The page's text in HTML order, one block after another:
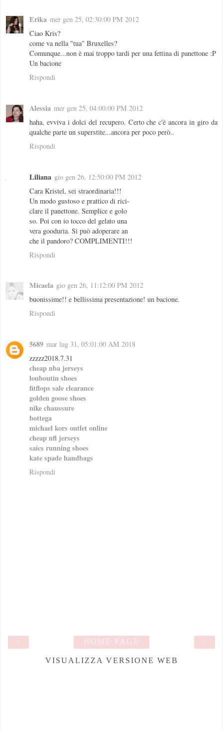
Erika mer gen 25, 02:30:00 PM 2012
Ciao Kris?
come va nella "tua" Bruxelles?
Comunque...non è mai troppo tardi per una fettina di panettone :P
Un bacione
Rispondi
Alessia mer gen 25, 04:00:00 PM 2012
haha, evviva i dolci del recupero. Certo che c'è ancora in giro da
qualche parte un superstite...ancora per poco però..
Rispondi
Liliana gio gen 26, 12:50:00 PM 2012
Cara Kristel, sei straordinaria!!!
Un modo gustoso e prattico di rici-
clare il panettone. Semplice e golo
so. Poi con io tocco del gelato una
vera gooduria. Si può adoperare an
che il pandoro? COMPLIMENTI!!!
Rispondi
Micaela gio gen 26, 11:12:00 PM 2012
buonissime!! e bellissima presentazione! un bacione.
Rispondi
5689 mar lug 31, 05:01:00 AM 2018
zzzzz2018.7.31
cheap nba jerseys
louboutin shoes
fitflops sale clearance
golden goose shoes
nike chaussure
bottega
michael kors outlet online
cheap nfl jerseys
saics running shoes
kate spade handbags
Rispondi
›
HOME PAGE
VISUALIZZA VERSIONE WEB